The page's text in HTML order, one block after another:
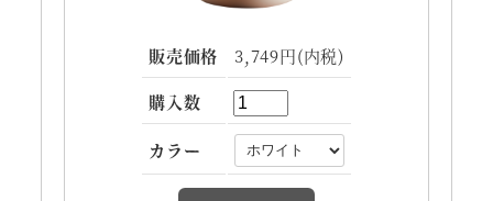
販売価格
3,749円(内税)
購入数
カラー